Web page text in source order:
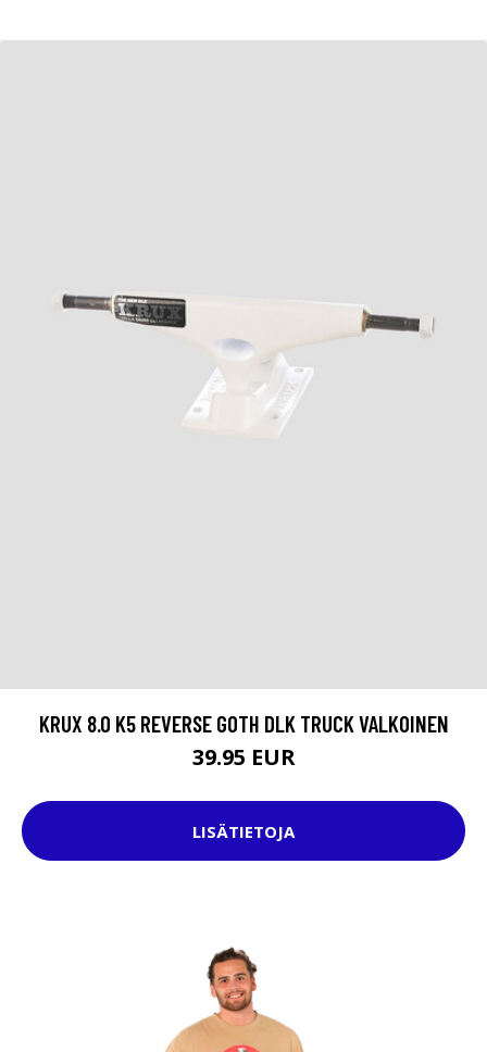
KRUX 8.0 K5 REVERSE GOTH DLK TRUCK VALKOINEN
39.95 EUR
LISÄTIETOJA